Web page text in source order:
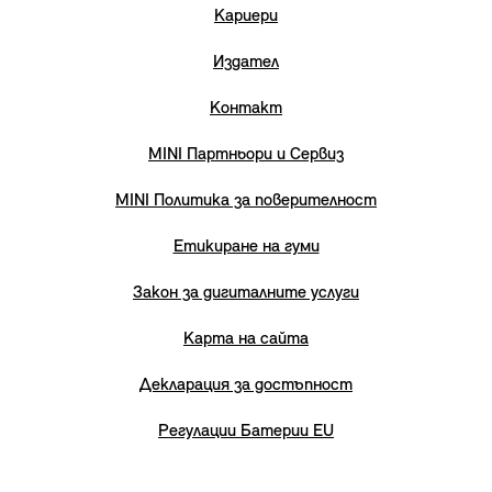
Кариери
Издател
Контакт
MINI Партньори и Сервиз
MINI Политика за поверителност
Етикиране на гуми
Закон за дигиталните услуги
Карта на сайта
Декларация за достъпност
Регулации Батерии EU